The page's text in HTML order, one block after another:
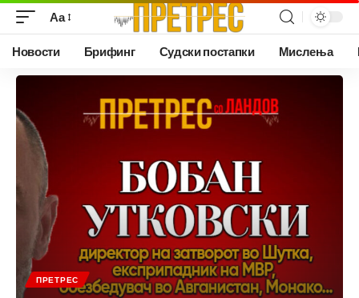
Аа
Новости Брифинг Судски постапки Мислења
ПРЕТРЕС